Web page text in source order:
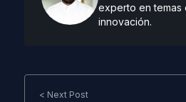
experto en temas
innovación.
< Next Post